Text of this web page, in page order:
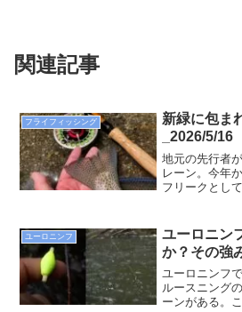
関連記事
フライフィッシング
新緑に包ま
_2026/5/16
地元の先行者
レーン。今年
フリークとし
していたのか
思われる。何
ユーロニンフ
ユーロニン
か？その強
ユーロニンフ
ルースニング
ーンがある。